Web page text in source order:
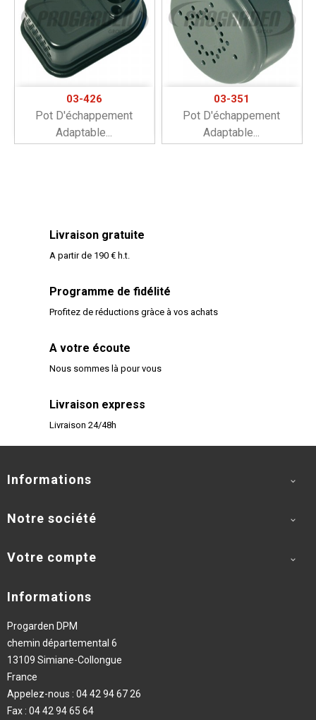
03-426
Pot D'échappement
Adaptable...
03-351
Pot D'échappement
Adaptable...
Livraison gratuite
A partir de 190 € h.t.
Programme de fidélité
Profitez de réductions gràce à vos achats
A votre écoute
Nous sommes là pour vous
Livraison express
Livraison 24/48h
Informations 
Notre société 
Votre compte 
Informations
Progarden DPM
chemin départemental 6
13109 Simiane-Collongue
France
Appelez-nous : 04 42 94 67 26
Fax : 04 42 94 65 64